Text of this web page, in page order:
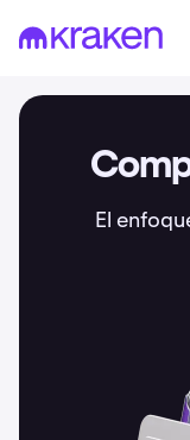
El